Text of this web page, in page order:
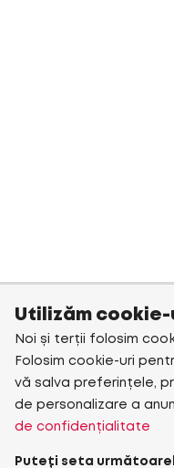
Utilizăm cookie-
Noi și terții folosim
Folosim cookie-uri
vă salva preferințele,
de personalizare a
de confidențialitate
Puteți seta